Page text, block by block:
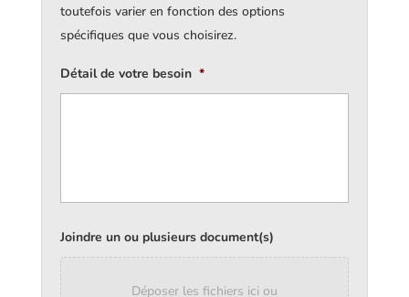
toutefois varier en fonction des options
spécifiques que vous choisirez.
Détail de votre besoin *
Joindre un ou plusieurs document(s)
Déposer les fichiers ici ou